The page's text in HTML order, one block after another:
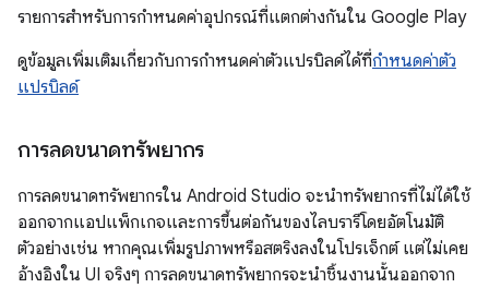
รายการสำหรับการกำหนดค่าอุปกรณ์ที่แตกต่างกันใน Google Play
ดูข้อมูลเพิ่มเติมเกี่ยวกับการกำหนดค่าตัวแปรบิลด์ได้ที่กำหนดค่าตัว
แปรบิลด์
การลดขนาดทรัพยากร
การลดขนาดทรัพยากรใน Android Studio จะนำทรัพยากรที่ไม่ได้ใช้
ออกจากแอปแพ็กเกจและการขึ้นต่อกันของไลบรารีโดยอัตโนมัติ
ตัวอย่างเช่น หากคุณเพิ่มรูปภาพหรือสตริงลงในโปรเจ็กต์ แต่ไม่เคย
อ้างอิงใน UI จริงๆ การลดขนาดทรัพยากรจะนำชิ้นงานนั้นออกจาก